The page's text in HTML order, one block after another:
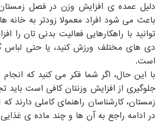
دلیل عمده ی افزایش وزن در فصل
باعث می شود افراد معمولا زودتر به
توانید با راهکارهایی فعالیت بدنی تان را
دی های مختلف ورزش کنید، یا حتی لباس
است.
با این حال، اگر شما فکر می کنید که
جلوگیری از افزایش وزنتان کافی است باید
زمستان، کارشناسان راهنمای کاملی دارند
در ادامه راجع به آن ها و چند ماده ی